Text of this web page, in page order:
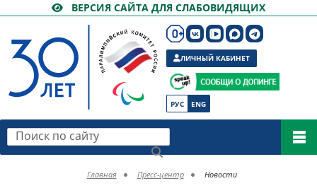
ВЕРСИЯ САЙТА ДЛЯ СЛАБОВИДЯЩИХ
РУС ENG
ЛИЧНЫЙ КАБИНЕТ
Поиск по сайту
Главная Пресс-центр Новости